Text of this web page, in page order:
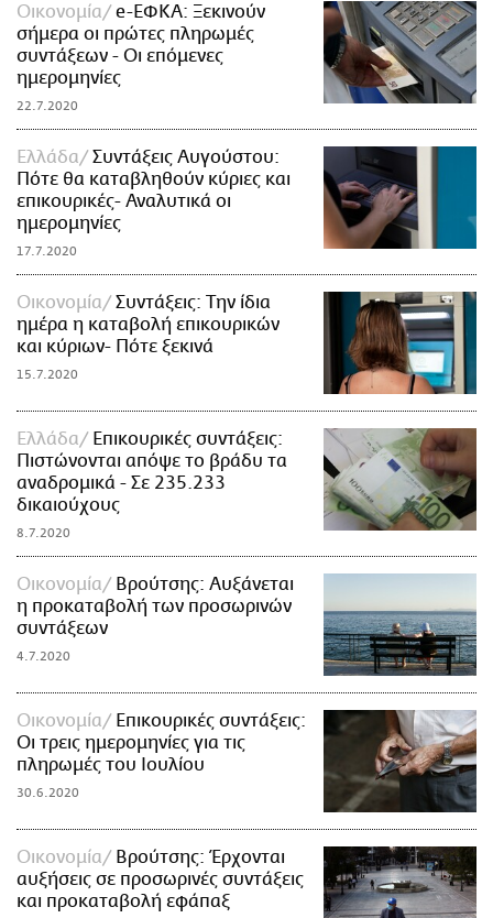
Οικονομία
e-ΕΦΚΑ: Ξεκινούν
σήμερα οι πρώτες πληρωμές
συντάξεων - Οι επόμενες
ημερομηνίες
22.7.2020
Ελλάδα
Συντάξεις Αυγούστου:
Πότε θα καταβληθούν κύριες και
επικουρικές- Αναλυτικά οι
ημερομηνίες
17.7.2020
Οικονομία
Συντάξεις: Την ίδια
ημέρα η καταβολή επικουρικών
και κύριων- Πότε ξεκινά
15.7.2020
Ελλάδα
Επικουρικές συντάξεις:
Πιστώνονται απόψε το βράδυ τα
αναδρομικά - Σε 235.233
δικαιούχους
8.7.2020
Οικονομία
Βρούτσης: Αυξάνεται
η προκαταβολή των προσωρινών
συντάξεων
4.7.2020
Οικονομία
Επικουρικές συντάξεις:
Οι τρεις ημερομηνίες για τις
πληρωμές του Ιουλίου
30.6.2020
Οικονομία
Βρούτσης: Έρχονται
αυξήσεις σε προσωρινές συντάξεις
και προκαταβολή εφάπαξ